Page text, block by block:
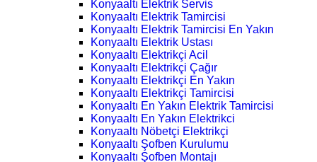
Konyaaltı Elektrik Servis
Konyaaltı Elektrik Tamircisi
Konyaaltı Elektrik Tamircisi En Yakın
Konyaaltı Elektrik Ustası
Konyaaltı Elektrikçi Acil
Konyaaltı Elektrikçi Çağır
Konyaaltı Elektrikçi En Yakın
Konyaaltı Elektrikçi Tamircisi
Konyaaltı En Yakın Elektrik Tamircisi
Konyaaltı En Yakın Elektrikci
Konyaaltı Nöbetçi Elektrikçi
Konyaaltı Şofben Kurulumu
Konyaaltı Şofben Montajı